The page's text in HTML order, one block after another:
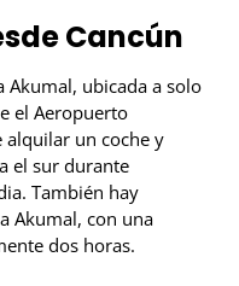
Cancún
Akumal, ubicada a solo
el Aeropuerto
alquilar un coche y
el sur durante
También hay
Akumal, con una
dos horas.